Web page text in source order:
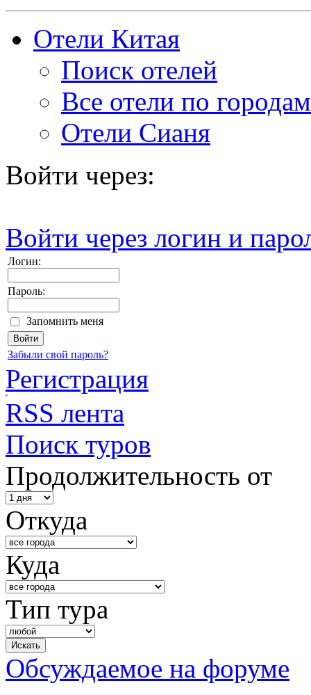
Отели Китая
Поиск отелей
Все отели по городам
Отели Сианя
Войти через:
Войти через логин и
Логин:
Пароль:
Запомнить меня
Забыли свой пароль?
Регистрация
RSS лента
Поиск туров
Продолжительность от
Откуда
Куда
Тип тура
Обсуждаемое на форуме